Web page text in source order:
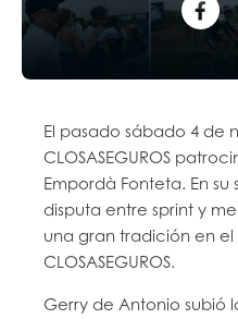
El pasado sábado 4 de
CLOSASEGUROS
Empordà Fonteta. En
disputa entre sprint y
una gran tradición en
CLOSASEGUROS.
Gerry de Antonio subió